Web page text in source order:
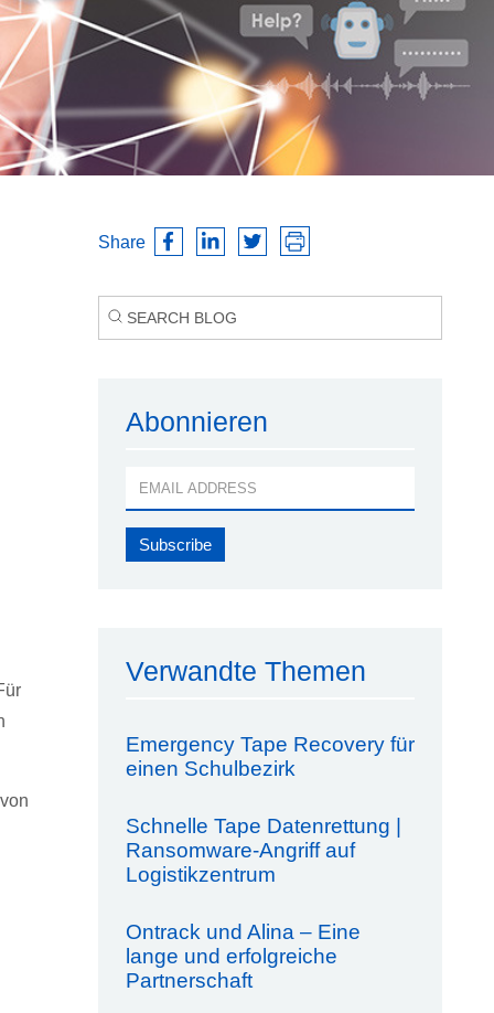
Share
Abonnieren
Verwandte Themen
Emergency Tape Recovery für
einen Schulbezirk
Schnelle Tape Datenrettung |
Ransomware-Angriff auf
Logistikzentrum
Ontrack und Alina – Eine
lange und erfolgreiche
Partnerschaft